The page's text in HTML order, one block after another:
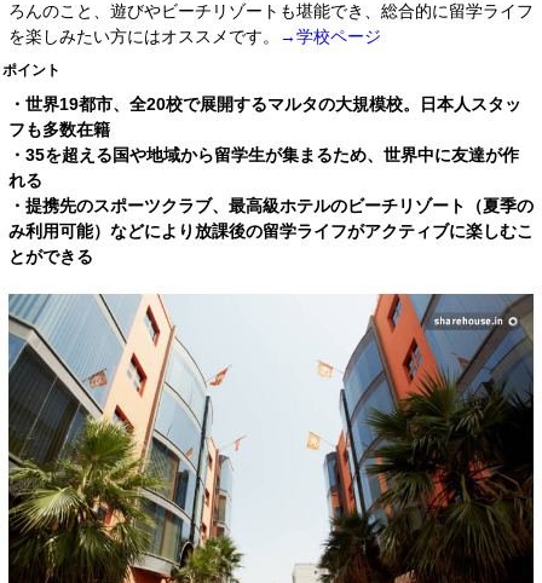
ろんのこと、遊びやビーチリゾートも堪能でき、総合的に留学ライフ
を楽しみたい方にはオススメです。
→学校ページ
ポイント
・世界19都市、全20校で展開するマルタの大規模校。日本人スタッ
フも多数在籍
・35を超える国や地域から留学生が集まるため、世界中に友達が作
れる
・提携先のスポーツクラブ、最高級ホテルのビーチリゾート（夏季の
み利用可能）などにより放課後の留学ライフがアクティブに楽しむこ
とができる